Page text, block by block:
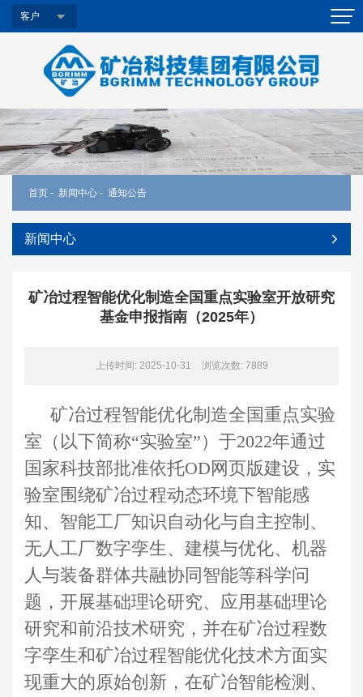
客户
首页 - 新闻中心 - 通知公告
新闻中心
矿冶过程智能优化制造全国重点实验室开放研究
基金申报指南（2025年）
上传时间: 2025-10-31 浏览次数: 7889
矿冶过程智能优化制造全国重点实验
室（以下简称“实验室”）于2022年通过
国家科技部批准依托OD网页版建设，实
验室围绕矿冶过程动态环境下智能感
知、智能工厂知识自动化与自主控制、
无人工厂数字孪生、建模与优化、机器
人与装备群体共融协同智能等科学问
题，开展基础理论研究、应用基础理论
研究和前沿技术研究，并在矿冶过程数
字孪生和矿冶过程智能优化技术方面实
现重大的原始创新，在矿冶智能检测、